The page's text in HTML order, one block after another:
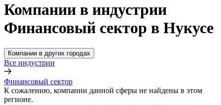
Компании в индустрии
Финансовый сектор в Нукусе
Компании в других городах
Все индустрии
Финансовый сектор
К сожалению, компании данной сферы не найдены в этом
регионе.